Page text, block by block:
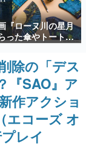
若きクリエイター達
っていきます。
に取材し、ゲームが
与えた影響を探る企
なトピック・タイト
ューや識者による
る決定版！
にてディレクター
が登壇する予定
『ローヌ川の星月
った傘やトートバ
場。8月7日21時よ
予約販売
除の「デス
『SAO』ア
作アクショ
エコーズ オ
レイ